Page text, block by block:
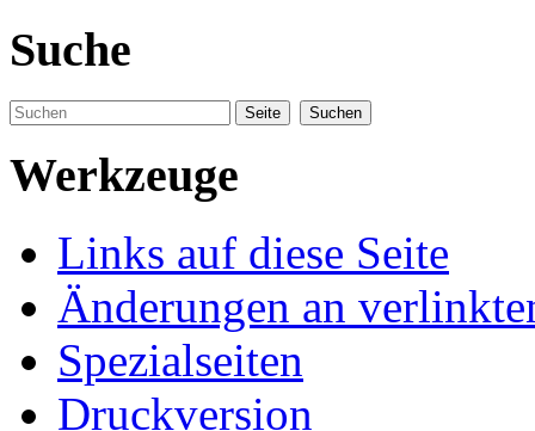
Suche
Werkzeuge
Links auf diese Seite
Änderungen an
Spezialseiten
Druckversion